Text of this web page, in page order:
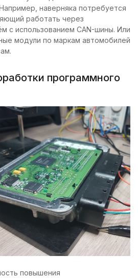
наверняка потребуется
работать через
с использованием CAN-шины. Или
модули по маркам автомобилей
программного
повышения